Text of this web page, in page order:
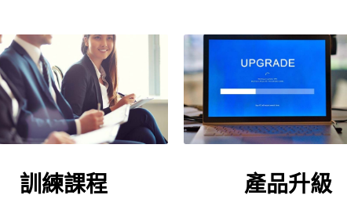
訓練課程 產品升級